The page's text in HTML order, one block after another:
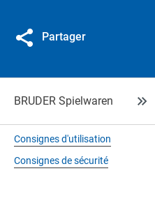
Partager
BRUDER Spielwaren
Consignes d'utilisation
Consignes de sécurité